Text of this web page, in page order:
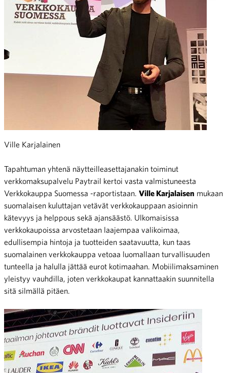
Ville Karjalainen
Tapahtuman yhtenä näytteilleasettajanakin toiminut
verkkomaksupalvelu Paytrail kertoi vasta valmistuneesta
Verkkokauppa Suomessa -raportistaan. Ville Karjalaisen mukaan
suomalaisen kuluttajan vetävät verkkokauppaan asioinnin
kätevyys ja helppous sekä ajansäästö. Ulkomaisissa
verkkokaupoissa arvostetaan laajempaa valikoimaa,
edullisempia hintoja ja tuotteiden saatavuutta, kun taas
suomalainen verkkokauppa vetoaa luomallaan turvallisuuden
tunteella ja halulla jättää eurot kotimaahan. Mobiilimaksaminen
yleistyy vauhdilla, joten verkkokaupat kannattaakin suunnitella
sitä silmällä pitäen.